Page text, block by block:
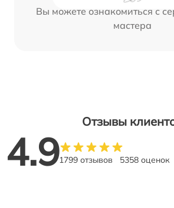
Вы можете ознакомиться с
мастера
Отзывы
4.91799 отзывов 5358 оценок